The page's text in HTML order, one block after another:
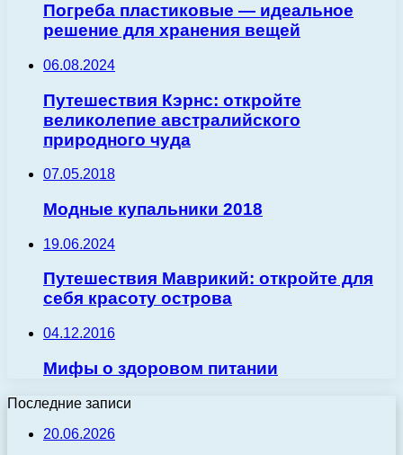
Погреба пластиковые — идеальное
решение для хранения вещей
06.08.2024
Путешествия Кэрнс: откройте
великолепие австралийского
природного чуда
07.05.2018
Модные купальники 2018
19.06.2024
Путешествия Маврикий: откройте для
себя красоту острова
04.12.2016
Мифы о здоровом питании
Последние записи
20.06.2026